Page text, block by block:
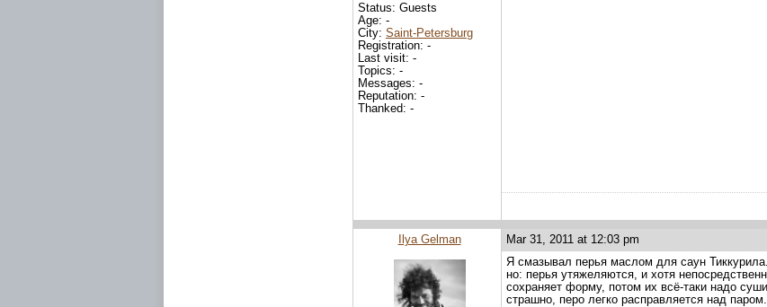
Status: Guests
Age: -
City: Saint-Petersburg
Registration: -
Last visit: -
Topics: -
Messages: -
Reputation: -
Thanked: -
Mar 31, 2011 at 12:03 pm
Я смазывал перья маслом для саун
но: перья утяжеляются, и хотя
сохраняет форму, потом их всё-таки надо
страшно, перо легко расправляется над паром.
Ilya Gelman